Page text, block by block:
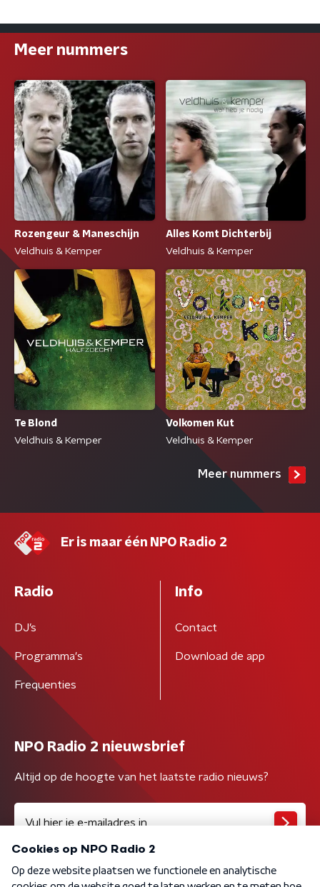
Meer nummers
Rozengeur & Maneschijn
Veldhuis & Kemper
Alles Komt Dichterbij
Veldhuis & Kemper
Te Blond
Veldhuis & Kemper
Volkomen Kut
Veldhuis & Kemper
Meer nummers
Er is maar één NPO Radio 2
Radio
DJ’s
Programma's
Frequenties
Info
Contact
Download de app
NPO Radio 2 nieuwsbrief
Altijd op de hoogte van het laatste radio nieuws?